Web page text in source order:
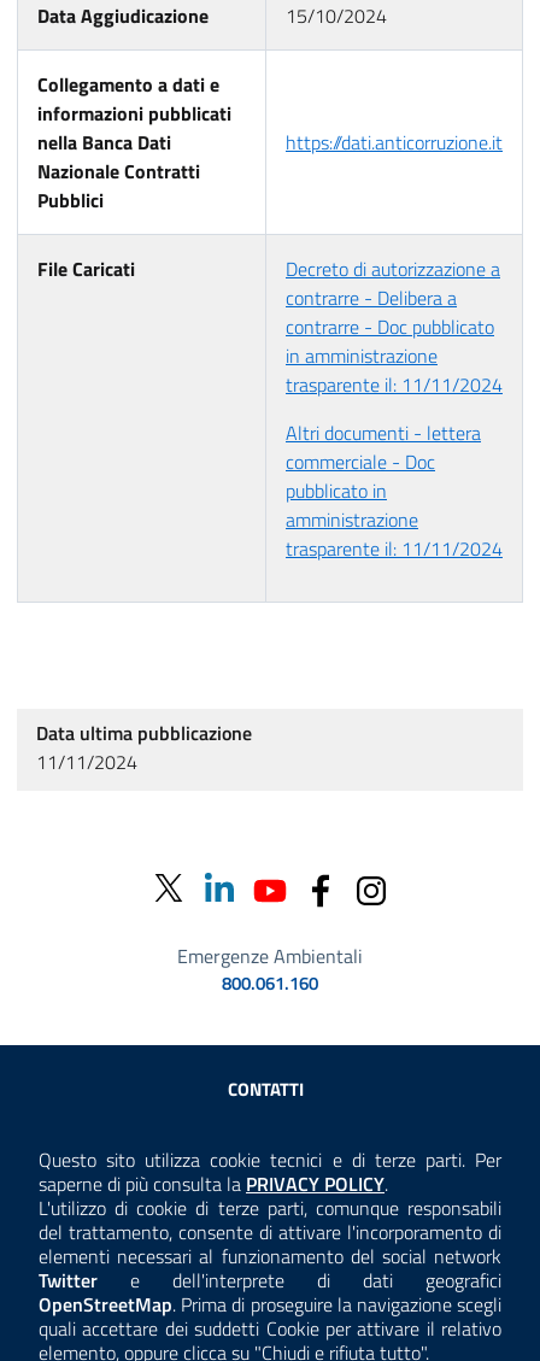
Questo sito utilizza cookie tecnici e di terze parti. Per
saperne di più consulta la Consulta la
PRIVACY POLICY.
L'utilizzo di cookie di terze parti, comunque responsabili
del trattamento, consente di attivare l'incorporamento di
elementi necessari al funzionamento del social network
Twitter e dell'interprete di dati geografici
OpenStreetMap. Prima di proseguire la navigazione scegli
quali accettare dei suddetti Cookie per attivare il relativo
elemento, oppure clicca su "Chiudi e rifiuta tutto".
Data Aggiudicazione 15/10/2024
Collegamento a dati e
informazioni pubblicati
nella Banca Dati
Nazionale Contratti
Pubblici
https://dati.anticorruzione.it
File Caricati
Decreto di autorizzazione a
contrarre - Delibera a
contrarre - Doc pubblicato
in amministrazione
trasparente il: 11/11/2024
Altri documenti - lettera
commerciale - Doc
pubblicato in
amministrazione
trasparente il: 11/11/2024
Data ultima pubblicazione
11/11/2024
Emergenze Ambientali
800.061.160
Sezione Link Utili
CONTATTI
ANTICORRUZIONE
ACCESSIBILITÀ
COOKIE E PRIVACY
TEMI A-Z